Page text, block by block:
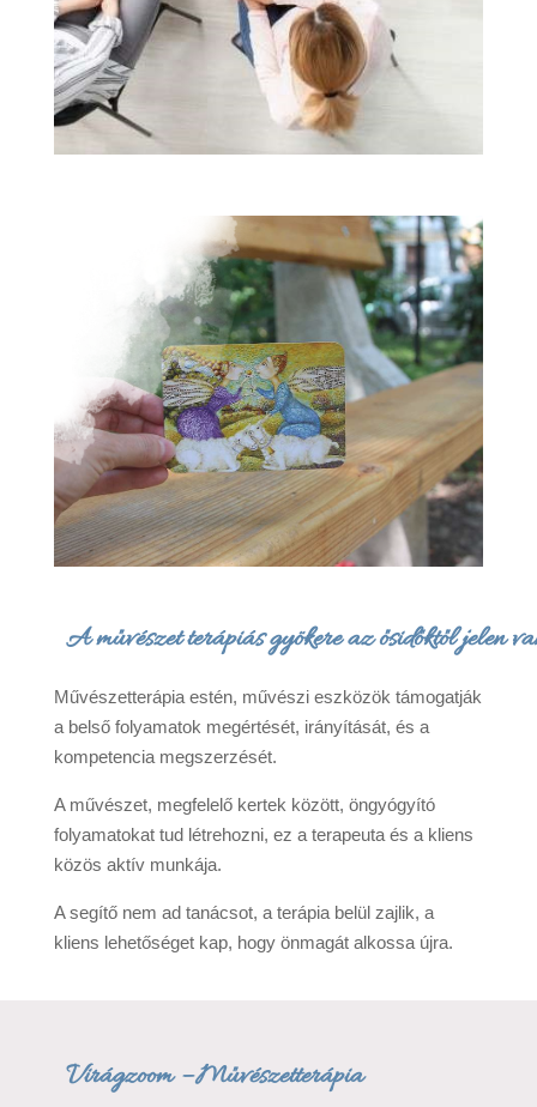
A művészet terápiás gyökere az ősidőktől jelen
Művészetterápia estén, művészi eszközök támogatják
a belső folyamatok megértését, irányítását, és a
kompetencia megszerzését.
A művészet, megfelelő kertek között, öngyógyító
folyamatokat tud létrehozni, ez a terapeuta és a kliens
közös aktív munkája.
A segítő nem ad tanácsot, a terápia belül zajlik, a
kliens lehetőséget kap, hogy önmagát alkossa újra.
Virágzoom – Művészetterápia